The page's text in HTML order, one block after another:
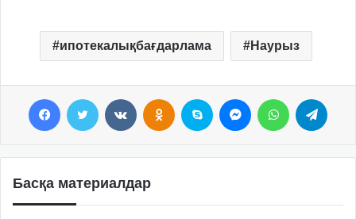
ипотекалықбағдарлама Наурыз
Басқа материалдар